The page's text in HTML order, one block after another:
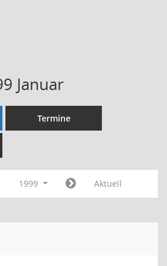
Januar
Termine
1999 Aktuell